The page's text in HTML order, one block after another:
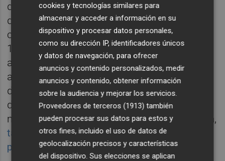
dígito. El primero retrocedió un 12,01%, es
decir, 2.273 millones de euros menos de
capitalización -que se redujo hasta los
16.652 millones-; mientras que el segundo
acusó una caída del 11,26% -en términos
absolutos fueron 631 millones- para
despedir el trimestre con un valor en bolsa
de 4.996 millones y con los accionistas
mostrando su disconformidad con la cúpula,
tal y como lo manifestaron en la junta de la
pasada semana.
cookies y tecnologías similares para
almacenar y acceder a información en su
dispositivo y procesar datos personales,
como su dirección IP, identificadores únicos
y datos de navegación, para ofrecer
anuncios y contenido personalizados, medir
anuncios y contenido, obtener información
sobre la audiencia y mejorar los servicios.
Proveedores de terceros (1913) también
pueden procesar sus datos para estos y
otros fines, incluido el uso de datos de
geolocalización precisos y características
del dispositivo. Sus elecciones se aplican